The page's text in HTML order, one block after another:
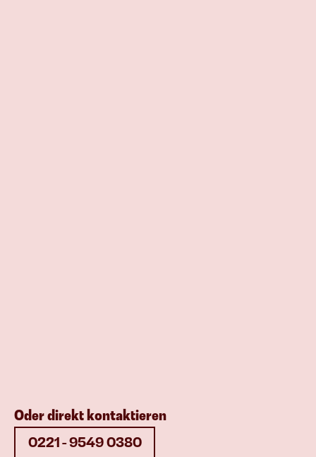
0221 - 9549 0380
Oder direkt kontaktieren